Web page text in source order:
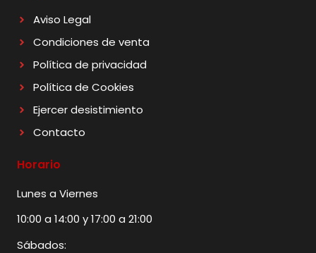
Aviso Legal
Condiciones de venta
Política de privacidad
Política de Cookies
Ejercer desistimiento
Contacto
Horario
Lunes a Viernes
10:00 a 14:00 y 17:00 a 21:00
Sábados: